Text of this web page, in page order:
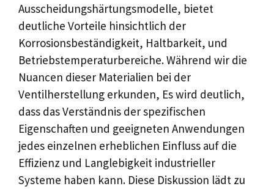
Ausscheidungshärtungsmodelle, bietet
deutliche Vorteile hinsichtlich der
Korrosionsbeständigkeit, Haltbarkeit, und
Betriebstemperaturbereiche. Während wir die
Nuancen dieser Materialien bei der
Ventilherstellung erkunden, Es wird deutlich,
dass das Verständnis der spezifischen
Eigenschaften und geeigneten Anwendungen
jedes einzelnen erheblichen Einfluss auf die
Effizienz und Langlebigkeit industrieller
Systeme haben kann. Diese Diskussion lädt zu